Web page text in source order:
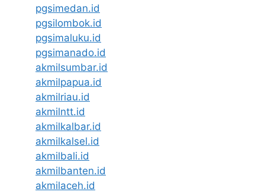
pgsimedan.id
pgsilombok.id
pgsimaluku.id
pgsimanado.id
akmilsumbar.id
akmilpapua.id
akmilriau.id
akmilntt.id
akmilkalbar.id
akmilkalsel.id
akmilbali.id
akmilbanten.id
akmilaceh.id